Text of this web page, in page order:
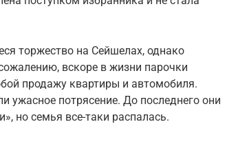
торжество на Сейшелах, однако
вскоре в жизни парочки
продажу квартиры и автомобиля.
ужасное потрясение. До последнего они
но семья все-таки распалась.